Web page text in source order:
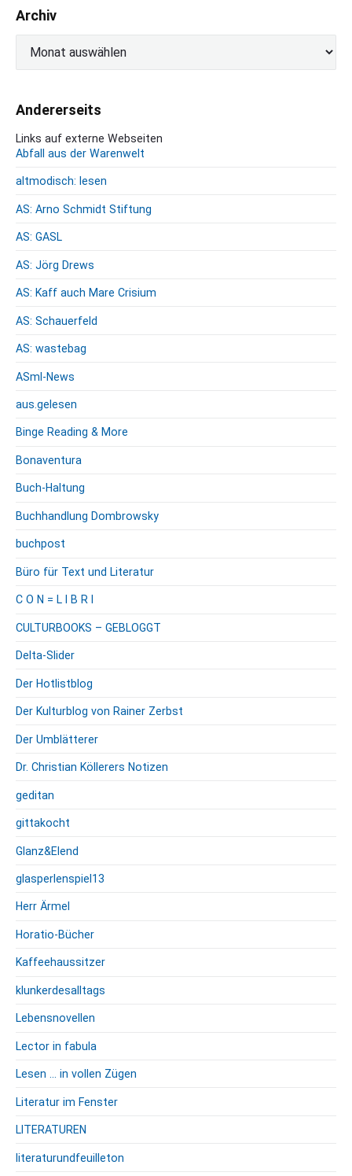
Archiv
iAndererseits
Links auf externe Webseiten
Abfall aus der Warenwelt
altmodisch: lesen
AS: Arno Schmidt Stiftung
AS: GASL
AS: Jörg Drews
AS: Kaff auch Mare Crisium
AS: Schauerfeld
AS: wastebag
ASml-News
aus.gelesen
Binge Reading & More
Bonaventura
Buch-Haltung
Buchhandlung Dombrowsky
buchpost
Büro für Text und Literatur
C O N = L I B R I
CULTURBOOKS – GEBLOGGT
Delta-Slider
Der Hotlistblog
Der Kulturblog von Rainer Zerbst
Der Umblätterer
Dr. Christian Köllerers Notizen
geditan
gittakocht
Glanz&Elend
glasperlenspiel13
Herr Ärmel
Horatio-Bücher
Kaffeehaussitzer
klunkerdesalltags
Lebensnovellen
Lector in fabula
Lesen … in vollen Zügen
Literatur im Fenster
LITERATUREN
literaturundfeuilleton